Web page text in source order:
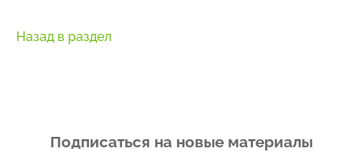
Назад в раздел
Подписаться на новые материалы